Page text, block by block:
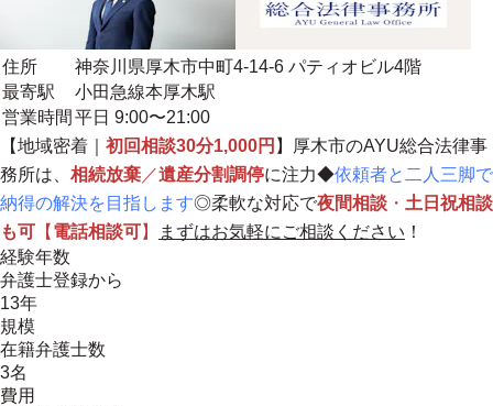
住所
神奈川県厚木市中町4-14-6 パティオビル4階
最寄駅
小田急線本厚木駅
営業時間 平日 9:00〜21:00
【地域密着 初回相談30分1,000円 】厚木市のAYU総合法律事
務所は、 相続放棄 ／遺産分割調停に注力◆依頼者と二人三脚で
納得の解決を目指します◎柔軟な対応で夜間相談 ・ 土日祝相談
も可 【 電話相談可】 まずはお気軽にご相談ください ！
経験年数
弁護士登録から
13年
規模
在籍弁護士数
3名
費用